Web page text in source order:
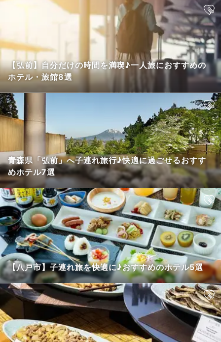
【弘前】自分だけの時間を満喫♪一人旅におすすめの
ホテル・旅館8選
青森県「弘前」へ子連れ旅行♪快適に過ごせるおすす
めホテル7選
【八戸市】子連れ旅を快適に♪おすすめのホテル5選